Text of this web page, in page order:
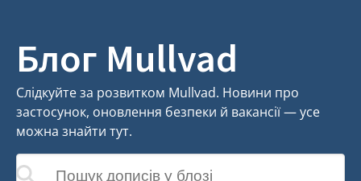
Блог Mullvad
Слідкуйте за розвитком Mullvad. Новини про
застосунок, оновлення безпеки й вакансії — усе
можна знайти тут.
Пошук дописів у блозі